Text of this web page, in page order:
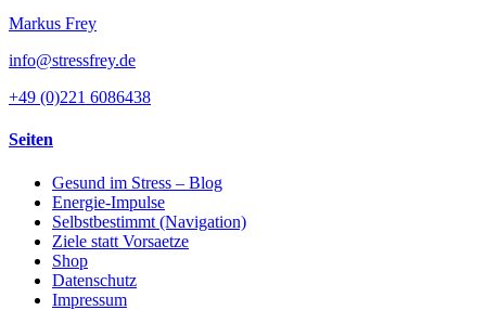
Markus Frey
info@stressfrey.de
+49 (0)221 6086438
Seiten
Gesund im Stress – Blog
Energie-Impulse
Selbstbestimmt (Navigation)
Ziele statt Vorsaetze
Shop
Datenschutz
Impressum